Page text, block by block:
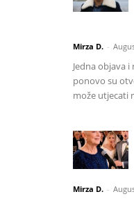
Mirza D. -
Jedna objava
ponovo su
može utjecati
Mirza D. -